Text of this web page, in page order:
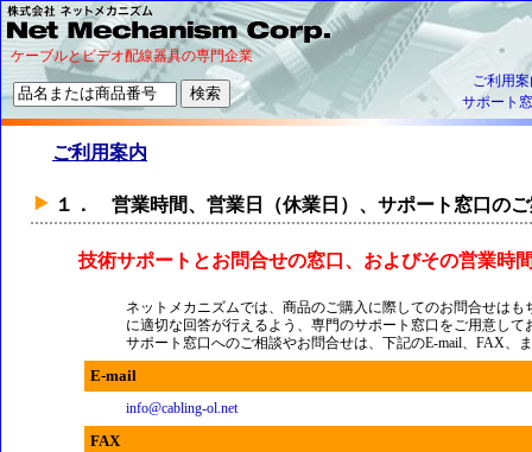
ケーブルとビデオ配線器具の専門企業
ご利用
サポート
ご利用案内
１． 営業時間、営業日（休業日）、サポート窓口の
技術サポートとお問合せの窓口、およびその営業時
ネットメカニズムでは、商品のご購入に際してのお問合せは
に適切な回答が行えるよう、専門のサポート窓口をご用意して
サポート窓口へのご相談やお問合せは、下記のE-mail、FAX、
E-mail
info@cabling-ol.net
FAX